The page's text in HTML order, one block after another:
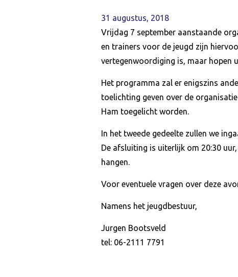
31 augustus, 2018
Vrijdag 7 september aanstaande
en trainers voor de jeugd zijn
vertegenwoordiging is, maar hopen
Het programma zal er enigszins
toelichting geven over de
Ham toegelicht worden.
In het tweede gedeelte zullen we
De afsluiting is uiterlijk om 20:30
hangen.
Voor eventuele vragen over deze
Namens het jeugdbestuur,
Jurgen Bootsveld
tel: 06-2111 7791